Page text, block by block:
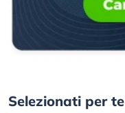
Selezionati per te